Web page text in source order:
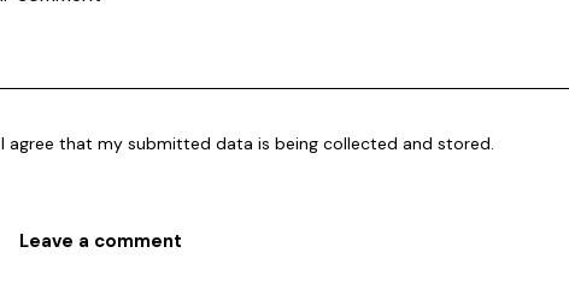
I agree that my submitted data is being collected and stored.